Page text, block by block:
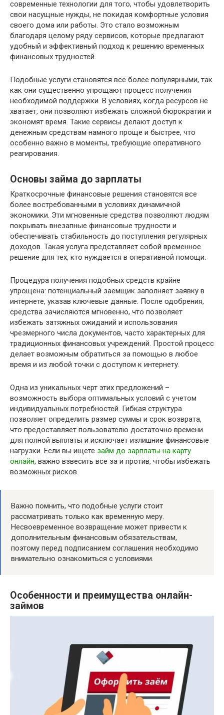
современные технологии для того, чтобы удовлетворить
свои насущные нужды, не покидая комфортные условия
своего дома или работы. Это стало возможным
благодаря целому ряду сервисов, которые предлагают
удобный и эффективный подход к решению временных
финансовых трудностей.
Подобные услуги становятся всё более популярными, так
как они существенно упрощают процесс получения
необходимой поддержки. В условиях, когда ресурсов не
хватает, они позволяют избежать сложной бюрократии и
экономят время. Такие сервисы делают доступ к
денежным средствам намного проще и быстрее, что
особенно важно в моменты, требующие оперативного
реагирования.
Основы займа до зарплаты
Краткосрочные финансовые решения становятся все
более востребованными в условиях динамичной
экономики. Эти мгновенные средства позволяют людям
покрывать внезапные финансовые трудности и
обеспечивать стабильность до поступления регулярных
доходов. Такая услуга представляет собой временное
решение для тех, кто нуждается в оперативной помощи.
Процедура получения подобных средств крайне
упрощена: потенциальный заемщик заполняет заявку в
интернете, указав ключевые данные. После одобрения,
средства зачисляются мгновенно, что позволяет
избежать затяжных ожиданий и использования
чрезмерного числа документов, часто характерных для
традиционных финансовых учреждений. Простой процесс
делает возможным обратиться за помощью в любое
время и из любой точки с доступом к интернету.
Одна из уникальных черт этих предложений –
возможность выбора оптимальных условий с учетом
индивидуальных потребностей. Гибкая структура
позволяет определить размер суммы и срок возврата,
что предоставляет пользователю достаточно времени
для полной выплаты и исключает излишние финансовые
нагрузки. Если вы ищете займ до зарплаты на карту
онлайн, важно взвесить все за и против, чтобы избежать
возможных рисков.
Важно помнить, что подобные услуги стоит
рассматривать только как временную меру.
Несвоевременное возвращение может привести к
дополнительным финансовым обязательствам,
поэтому перед подписанием соглашения необходимо
внимательно ознакомиться с условиями.
Особенности и преимущества онлайн-
займов